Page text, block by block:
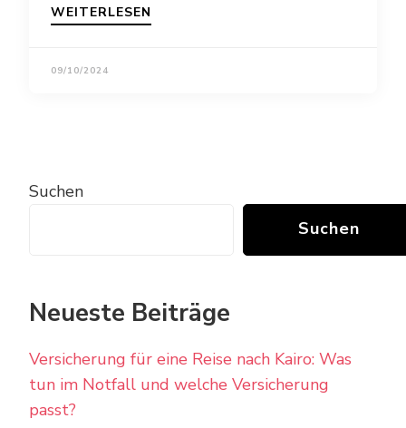
WEITERLESEN
09/10/2024
Suchen
Suchen
Neueste Beiträge
Versicherung für eine Reise nach Kairo: Was
tun im Notfall und welche Versicherung
passt?